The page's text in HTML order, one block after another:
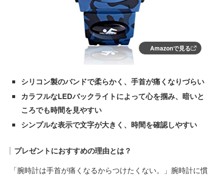
Amazonで見る
シリコン製のバンドで柔らかく、手首が痛くなりづらい
カラフルなLEDバックライトによって心を掴み、暗いと
ころでも時間を見やすい
シンプルな表示で文字が大きく、時間を確認しやすい
プレゼントにおすすめの理由とは？
「腕時計は手首が痛くなるからつけたくない。」腕時計に慣